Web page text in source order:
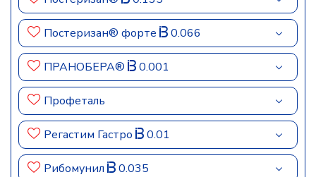
Постеризан® форте 0.066
ПРАНОБЕРА® 0.001
Профеталь
Регастим Гастро 0.01
Рибомунил 0.035